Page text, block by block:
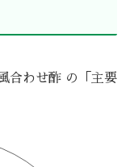
合わせ酢 の「主要